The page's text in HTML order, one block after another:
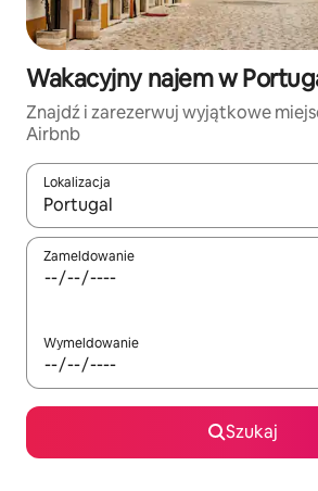
Wakacyjny najem w
Znajdź i zarezerwuj wyjątkowe
Airbnb
Lokalizacja
Gdy wyniki będą dostępne, możesz
Zameldowanie
Wymeldowanie
Szukaj